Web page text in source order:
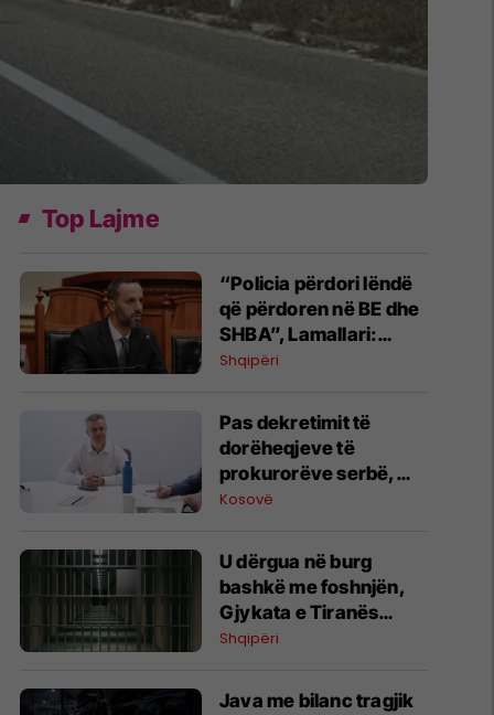
Top Lajme
“Policia përdori lëndë
që përdoren në BE dhe
SHBA”, Lamallari:
Partia e skuthave po
Shqipëri
Pas dekretimit të
dorëheqjeve të
prokurorëve serbë,
reagon Ambasada
Kosovë
U dërgua në burg
bashkë me foshnjën,
Gjykata e Tiranës
urdhëron lirimin e
vjeçares
Shqipëri
Java me bilanc tragjik